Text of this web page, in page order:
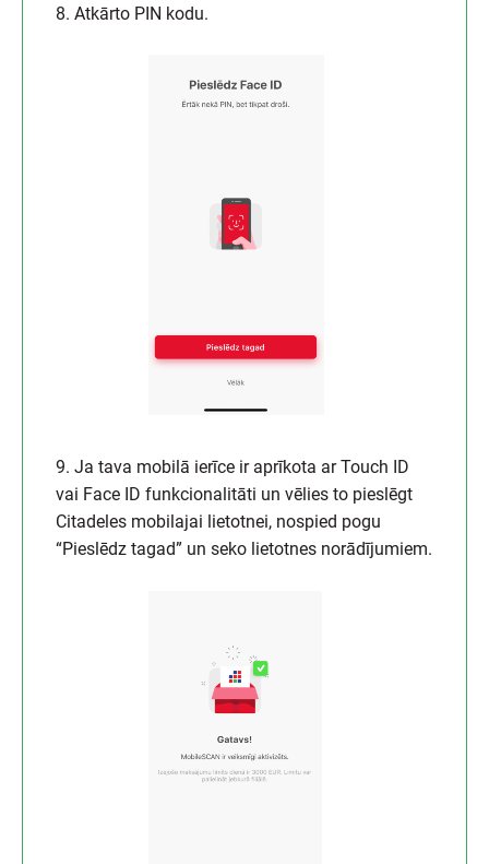
8. Atkārto PIN kodu.
9. Ja tava mobilā ierīce ir aprīkota ar Touch ID
vai Face ID funkcionalitāti un vēlies to pieslēgt
Citadeles mobilajai lietotnei, nospied pogu
“Pieslēdz tagad” un seko lietotnes norādījumiem.